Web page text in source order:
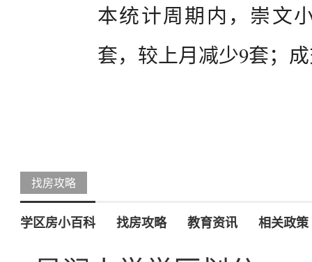
本统计周期内，崇文
套，较上月减少9套；
找房攻略
学区房小百科 找房攻略 教育资讯 相关政策